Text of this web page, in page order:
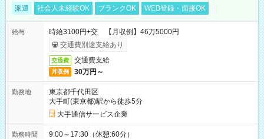
派遣 社会人未経験OK ブランクOK WEB登録・面接OK
給与
時給3100円+交 【月収例】46万5000円
交通費別途支給あり
交通費 交通費支給
月収例 30万円～
勤務地
東京都千代田区
大手町(東京都)駅から徒歩5分
大手通信サービス企業
勤務時間 9:00～17:30（休憩:60分）